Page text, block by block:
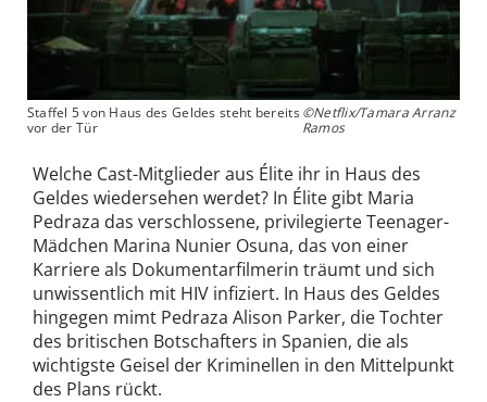
Staffel 5 von Haus des Geldes steht bereits
vor der Tür
©Netflix/Tamara Arranz
Ramos
Welche Cast-Mitglieder aus Élite ihr in Haus des
Geldes wiedersehen werdet? In Élite gibt Maria
Pedraza das verschlossene, privilegierte Teenager-
Mädchen Marina Nunier Osuna, das von einer
Karriere als Dokumentarfilmerin träumt und sich
unwissentlich mit HIV infiziert. In Haus des Geldes
hingegen mimt Pedraza Alison Parker, die Tochter
des britischen Botschafters in Spanien, die als
wichtigste Geisel der Kriminellen in den Mittelpunkt
des Plans rückt.